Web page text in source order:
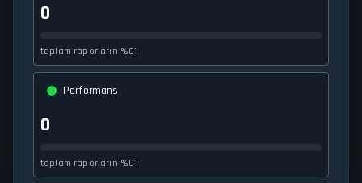
0
toplam raporların %0'i
Performans
0
toplam raporların %0'i